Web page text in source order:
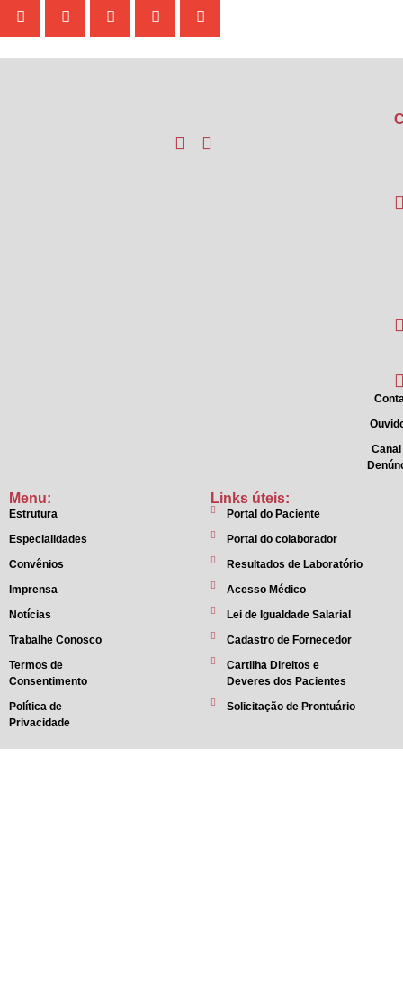
Canal
Menu:
Estrutura
Especialidades
Convênios
Imprensa
Notícias
Trabalhe Conosco
Termos de
Consentimento
Política de
Privacidade
Links úteis:
Portal do Paciente
Portal do colaborador
Resultados de Laboratório
Acesso Médico
Lei de Igualdade Salarial
Cadastro de Fornecedor
Cartilha Direitos e
Deveres dos Pacientes
Solicitação de Prontuário